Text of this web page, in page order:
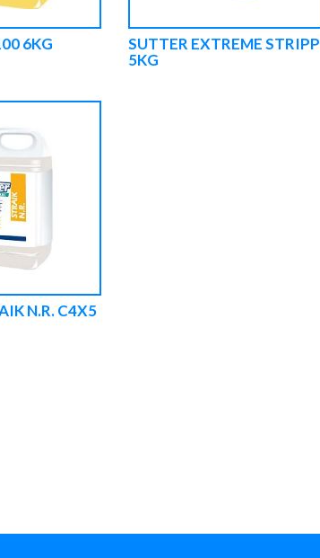
6KG
SUTTER EXTREME STRIPP
5KG
N.R. C4X5